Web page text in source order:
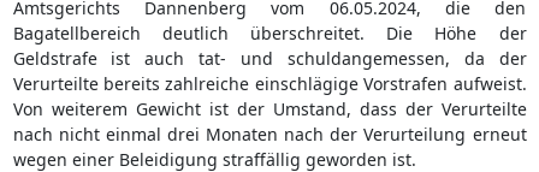
Amtsgerichts Dannenberg vom 06.05.2024, die den
Bagatellbereich deutlich überschreitet. Die Höhe der
Geldstrafe ist auch tat- und schuldangemessen, da der
Verurteilte bereits zahlreiche einschlägige Vorstrafen aufweist.
Von weiterem Gewicht ist der Umstand, dass der Verurteilte
nach nicht einmal drei Monaten nach der Verurteilung erneut
wegen einer Beleidigung straffällig geworden ist.